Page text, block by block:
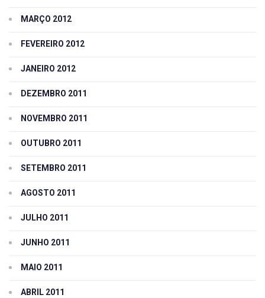
MARÇO 2012
FEVEREIRO 2012
JANEIRO 2012
DEZEMBRO 2011
NOVEMBRO 2011
OUTUBRO 2011
SETEMBRO 2011
AGOSTO 2011
JULHO 2011
JUNHO 2011
MAIO 2011
ABRIL 2011